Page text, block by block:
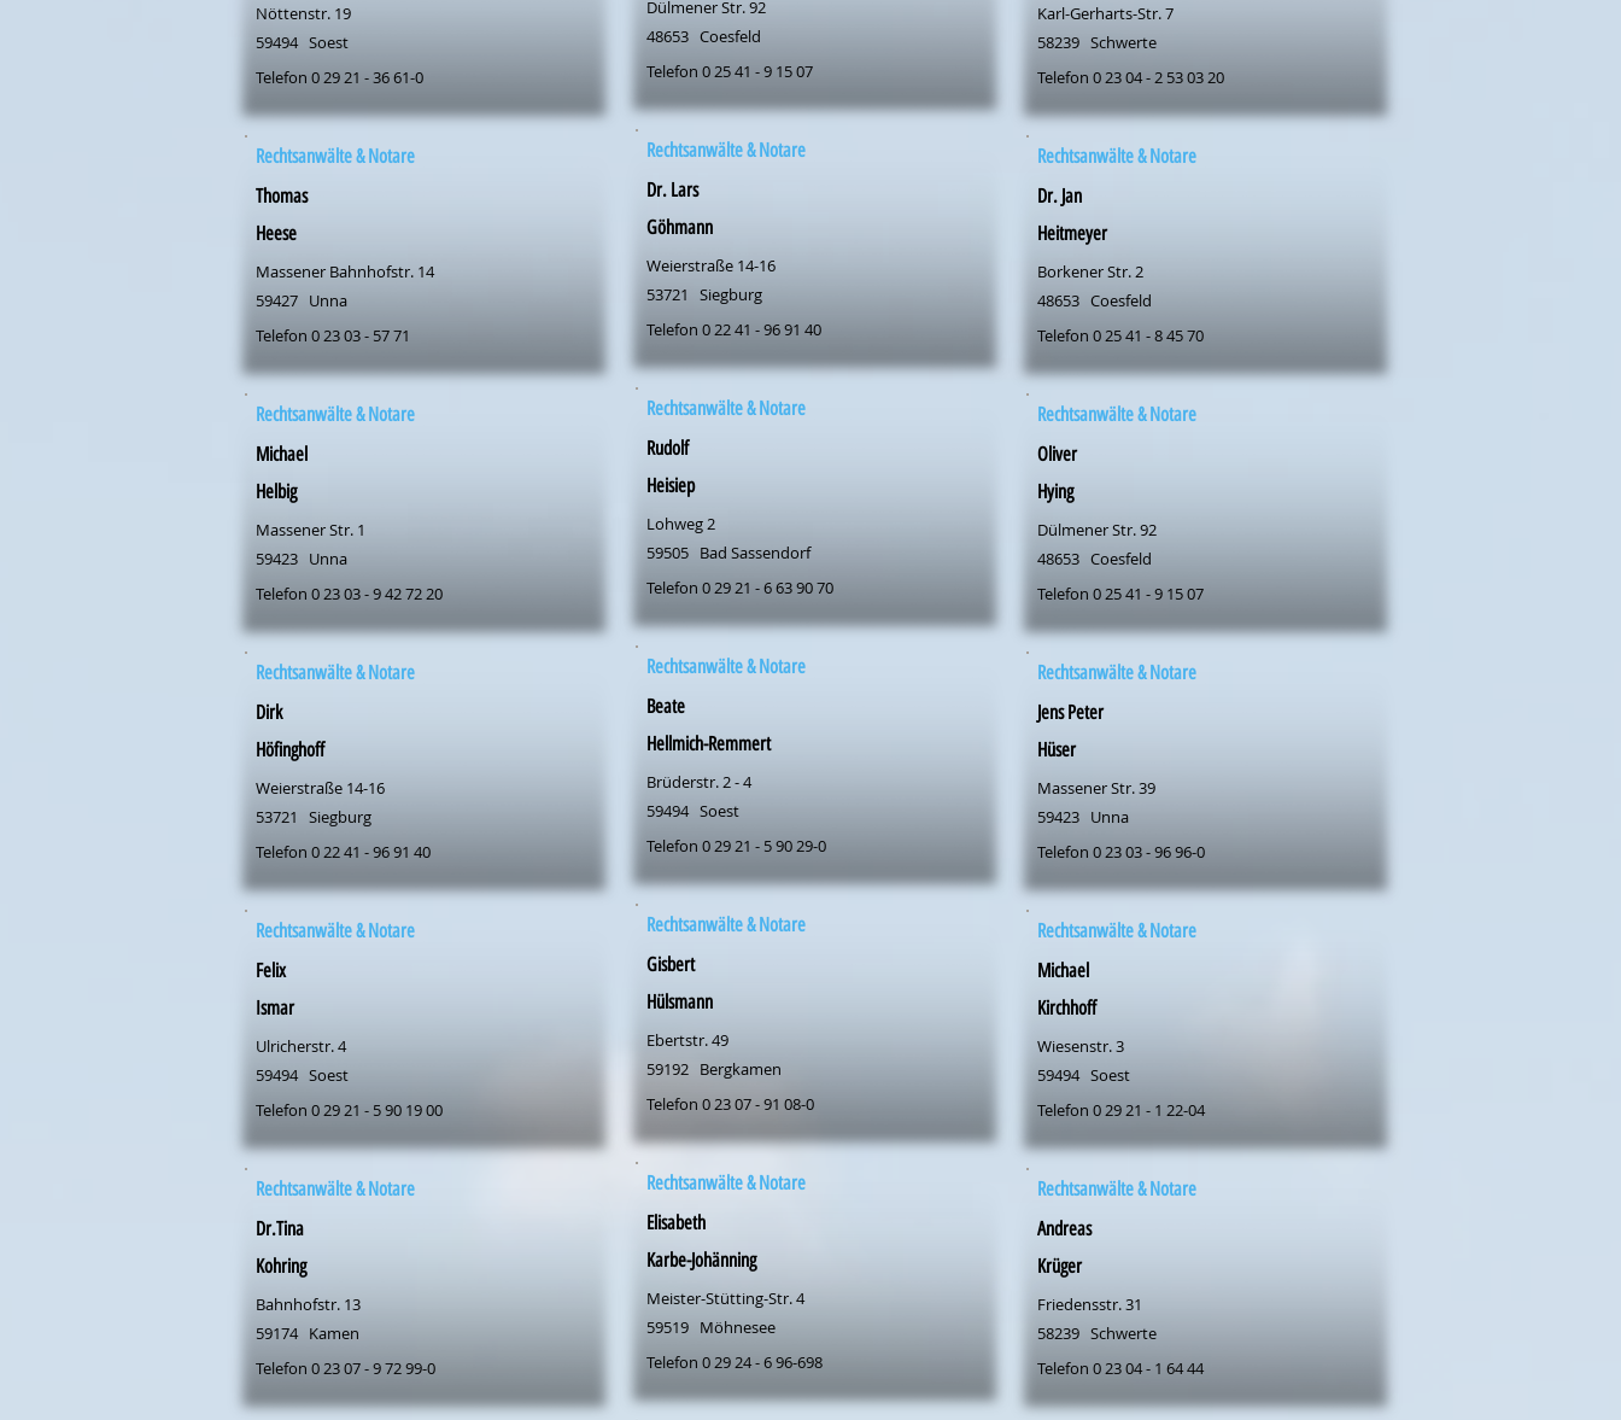
Nöttenstr. 19
59494 Soest
Telefon 0 29 21 - 36 61-0
Rechtsanwälte & Notare
Thomas
Heese
Massener Bahnhofstr. 14
59427 Unna
Telefon 0 23 03 - 57 71
Rechtsanwälte & Notare
Michael
Helbig
Massener Str. 1
59423 Unna
Telefon 0 23 03 - 9 42 72 20
Rechtsanwälte & Notare
Dirk
Höfinghoff
Weierstraße 14-16
53721
Siegburg
Telefon 0 22 41 - 96 91 40
Rechtsanwälte & Notare
Felix
Ismar
Ulricherstr. 4
59494 Soest
Telefon 0 29 21 - 5 90 19 00
Rechtsanwälte & Notare
Dr.Tina
Kohring
Bahnhofstr. 13
59174 Kamen
Telefon 0 23 07 - 9 72 99-0
Dülmener Str. 92
48653 Coesfeld
Telefon 0 25 41 - 9 15 07
Rechtsanwälte & Notare
Dr. Lars
Göhmann
Weierstraße 14-16
53721
Siegburg
Telefon 0 22 41 - 96 91 40
Rechtsanwälte & Notare
Rudolf
Heisiep
Lohweg 2
59505 Bad Sassendorf
Telefon 0 29 21 - 6 63 90 70
Rechtsanwälte & Notare
Beate
Hellmich-Remmert
Brüderstr. 2 - 4
59494 Soest
Telefon 0 29 21 - 5 90 29-0
Rechtsanwälte & Notare
Gisbert
Hülsmann
Ebertstr. 49
59192 Bergkamen
Telefon 0 23 07 - 91 08-0
Rechtsanwälte & Notare
Elisabeth
Karbe-Johänning
Meister-Stütting-Str. 4
59519 Möhnesee
Telefon 0 29 24 - 6 96-698
Karl-Gerharts-Str. 7
58239 Schwerte
Telefon 0 23 04 - 2 53 03 20
Rechtsanwälte & Notare
Dr. Jan
Heitmeyer
Borkener Str. 2
48653 Coesfeld
Telefon 0 25 41 - 8 45 70
Rechtsanwälte & Notare
Oliver
Hying
Dülmener Str. 92
48653 Coesfeld
Telefon 0 25 41 - 9 15 07
Rechtsanwälte & Notare
Jens Peter
Hüser
Massener Str. 39
59423 Unna
Telefon 0 23 03 - 96 96-0
Rechtsanwälte & Notare
Michael
Kirchhoff
Wiesenstr. 3
59494 Soest
Telefon 0 29 21 - 1 22-04
Rechtsanwälte & Notare
Andreas
Krüger
Friedensstr. 31
58239 Schwerte
Telefon 0 23 04 - 1 64 44